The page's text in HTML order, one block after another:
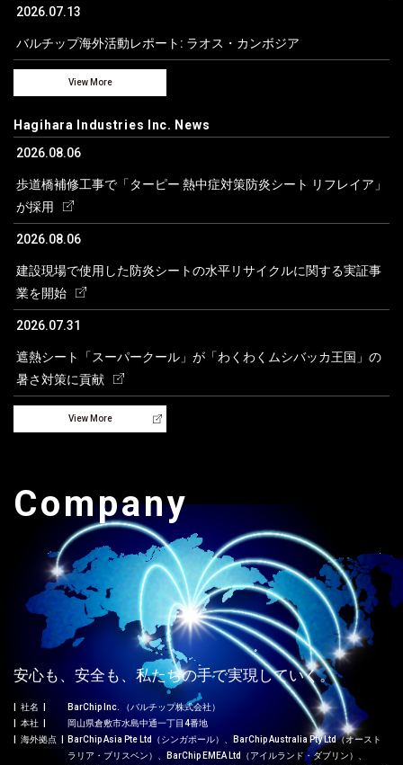
2026.07.13
バルチップ海外活動レポート: ラオス・カンボジア
View More
Hagihara Industries Inc. News
2026.08.06
歩道橋補修工事で「ターピー 熱中症対策防炎シート リフレイア」
が採用
2026.08.06
建設現場で使用した防炎シートの水平リサイクルに関する実証事
業を開始
2026.07.31
遮熱シート「スーパークール」が「わくわくムシバッカ王国」の
暑さ対策に貢献
View More
Company
安心も、安全も、私たちの手で実現していく。
社名
BarChip Inc. （バルチップ株式会社）
本社
岡山県倉敷市水島中通一丁目4番地
海外拠点
BarChip Asia Pte Ltd（シンガポール）、BarChip Australia Pty Ltd（オースト
ラリア・ブリスベン）、BarChip EMEA Ltd（アイルランド・ダブリン）、